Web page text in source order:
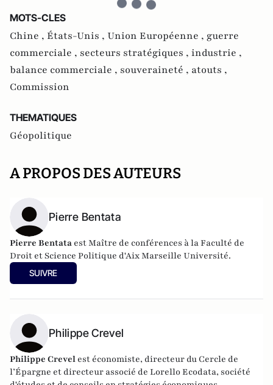
MOTS-CLES
Chine , États-Unis , Union Européenne , guerre
commerciale , secteurs stratégiques , industrie ,
balance commerciale , souveraineté , atouts ,
Commission
THEMATIQUES
Géopolitique
A PROPOS DES AUTEURS
Pierre Bentata
Pierre Bentata est Maître de conférences à la Faculté de
Droit et Science Politique d'Aix Marseille Université.
SUIVRE
Philippe Crevel
Philippe Crevel est économiste, directeur du Cercle de
l’Épargne et directeur associé de Lorello Ecodata, société